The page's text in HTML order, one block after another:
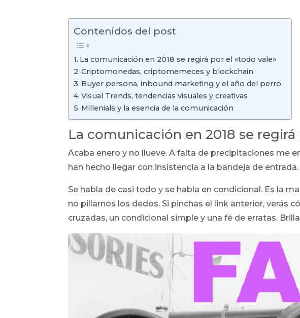
Contenidos del post
La comunicación en 2018 se regirá por el «todo vale»
Criptomonedas, criptomemeces y blockchain
Buyer persona, inbound marketing y el año del perro
Visual Trends, tendencias visuales y creativas
Millenials y la esencia de la comunicación
La comunicación en 2018 se
Acaba enero y no llueve. A falta de precipitaciones me
han hecho llegar con insistencia a la bandeja de entrada.
Se habla de casi todo y se habla en condicional. Es la
no pillarnos los dedos. Si pinchas el link anterior, verás
cruzadas, un condicional simple y una fé de erratas.